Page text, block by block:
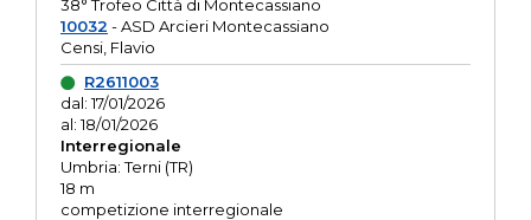
38° Trofeo Città di Montecassiano
10032 - ASD Arcieri Montecassiano
Censi, Flavio
R2611003
dal: 17/01/2026
al: 18/01/2026
Interregionale
Umbria: Terni (TR)
18 m
competizione interregionale